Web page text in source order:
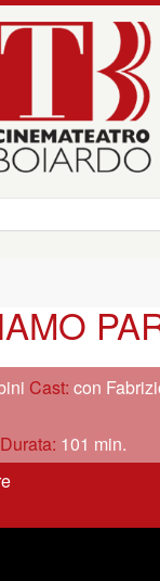
Cast:con
Durata: 101 min.